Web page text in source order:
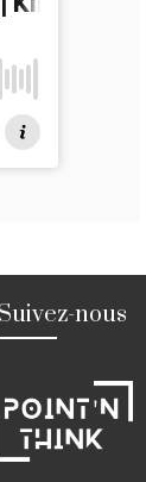
Suivez-nous